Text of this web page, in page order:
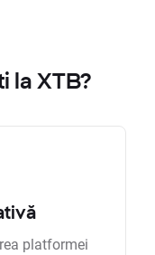
la XTB?
platformei